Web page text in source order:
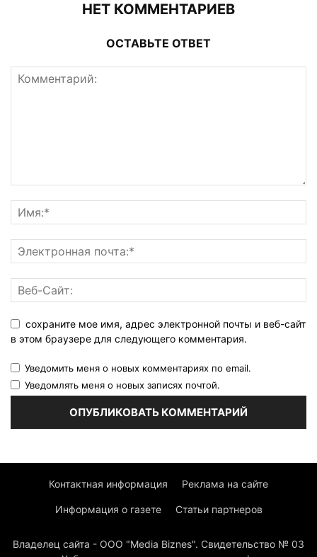
НЕТ КОММЕНТАРИЕВ
ОСТАВЬТЕ ОТВЕТ
сохраните мое имя, адрес электронной почты и веб-сайт
в этом браузере для следующего комментария.
Уведомить меня о новых комментариях по email.
Уведомлять меня о новых записях почтой.
Контактная информация Реклама на сайте
Информация о газете Статьи партнеров
Владелец сайта - ООО "Media Biznes". Свидетельство № 03